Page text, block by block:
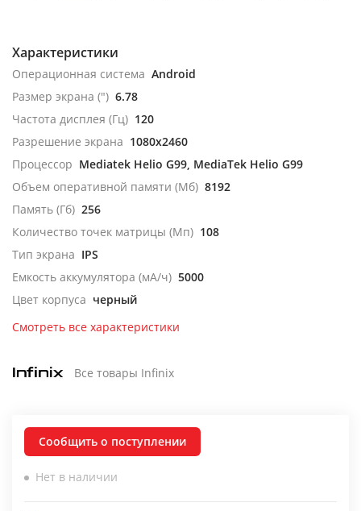
Характеристики
Операционная система Android
Размер экрана (") 6.78
Частота дисплея (Гц) 120
Разрешение экрана 1080x2460
Процессор Mediatek Helio G99, MediaTek Helio G99
Объем оперативной памяти (Мб) 8192
Память (Гб) 256
Количество точек матрицы (Мп) 108
Тип экрана IPS
Емкость аккумулятора (мА/ч) 5000
Цвет корпуса черный
Смотреть все характеристики
Все товары Infinix
Сообщить о поступлении
Нет в наличии